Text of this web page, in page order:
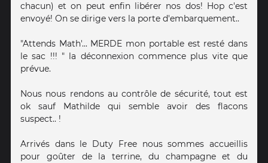
chacun) et on peut enfin libérer nos dos! Hop c'est
envoyé! On se dirige vers la porte d'embarquement..
"Attends Math'... MERDE mon portable est resté dans
le sac !!! " la déconnexion commence plus vite que
prévue.
Nous nous rendons au contrôle de sécurité, tout est
ok sauf Mathilde qui semble avoir des flacons
suspect.. !
Arrivés dans le Duty Free nous sommes accueillis
pour goûter de la terrine, du champagne et du